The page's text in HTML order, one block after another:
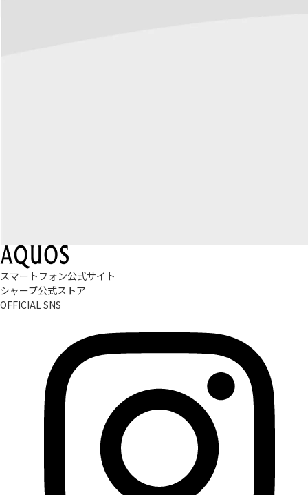
スマートフォン公式サイト
シャープ公式ストア
OFFICIAL SNS